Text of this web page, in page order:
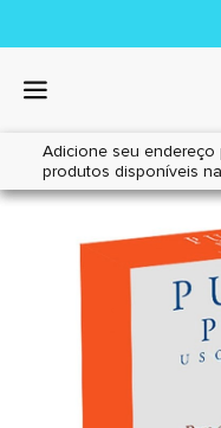
Adicione seu endereço
produtos disponíveis
Home|Cães|Farmácia